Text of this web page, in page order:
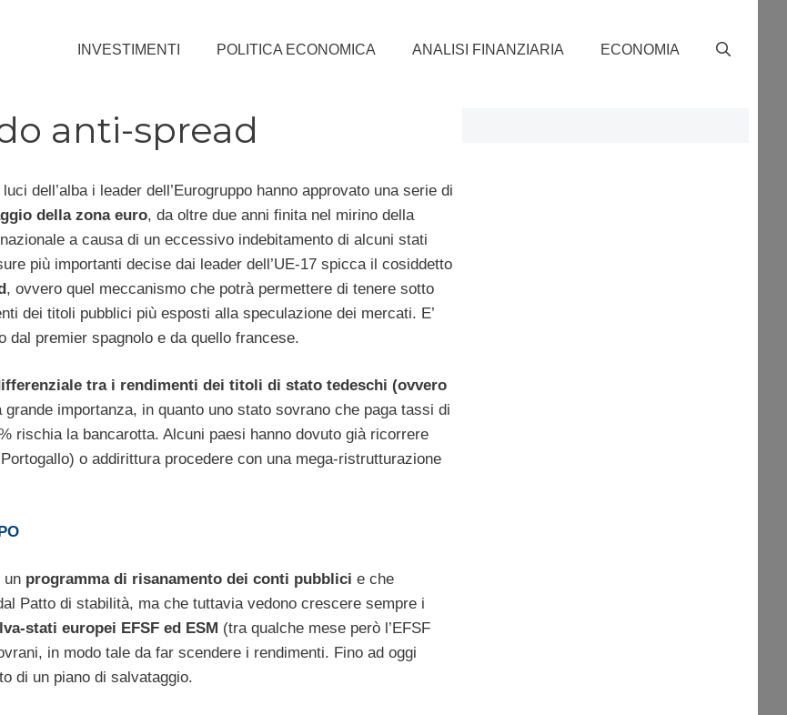
INVESTIMENTI POLITICA ECONOMICA ANALISI FINANZIARIA ECONOMIA
anti-spread
dell’alba i leader dell’Eurogruppo hanno approvato una serie di
della zona euro, da oltre due anni finita nel mirino della
a causa di un eccessivo indebitamento di alcuni stati
più importanti decise dai leader dell’UE-17 spicca il cosiddetto
, ovvero quel meccanismo che potrà permettere di tenere sotto
dei titoli pubblici più esposti alla speculazione dei mercati. E’
dal premier spagnolo e da quello francese.
tra i rendimenti dei titoli di stato tedeschi (ovvero
grande importanza, in quanto uno stato sovrano che paga tassi di
rischia la bancarotta. Alcuni paesi hanno dovuto già ricorrere
o addirittura procedere con una mega-ristrutturazione
un programma di risanamento dei conti pubblici e che
Patto di stabilità, ma che tuttavia vedono crescere sempre i
stati europei EFSF ed ESM (tra qualche mese però l’EFSF
in modo tale da far scendere i rendimenti. Fino ad oggi
di un piano di salvataggio.